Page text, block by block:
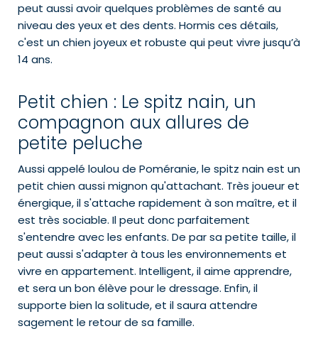
peut aussi avoir quelques problèmes de santé au
niveau des yeux et des dents. Hormis ces détails,
c'est un chien joyeux et robuste qui peut vivre jusqu’à
14 ans.
Petit chien : Le spitz nain, un
compagnon aux allures de
petite peluche
Aussi appelé loulou de Poméranie, le spitz nain est un
petit chien aussi mignon qu'attachant. Très joueur et
énergique, il s'attache rapidement à son maître, et il
est très sociable. Il peut donc parfaitement
s'entendre avec les enfants. De par sa petite taille, il
peut aussi s'adapter à tous les environnements et
vivre en appartement. Intelligent, il aime apprendre,
et sera un bon élève pour le dressage. Enfin, il
supporte bien la solitude, et il saura attendre
sagement le retour de sa famille.